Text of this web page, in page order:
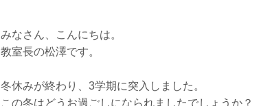
みなさん、こんにちは。
教室長の松澤です。
冬休みが終わり、3学期に突入しました。
この冬はどうお過ごしになられましたでしょうか？